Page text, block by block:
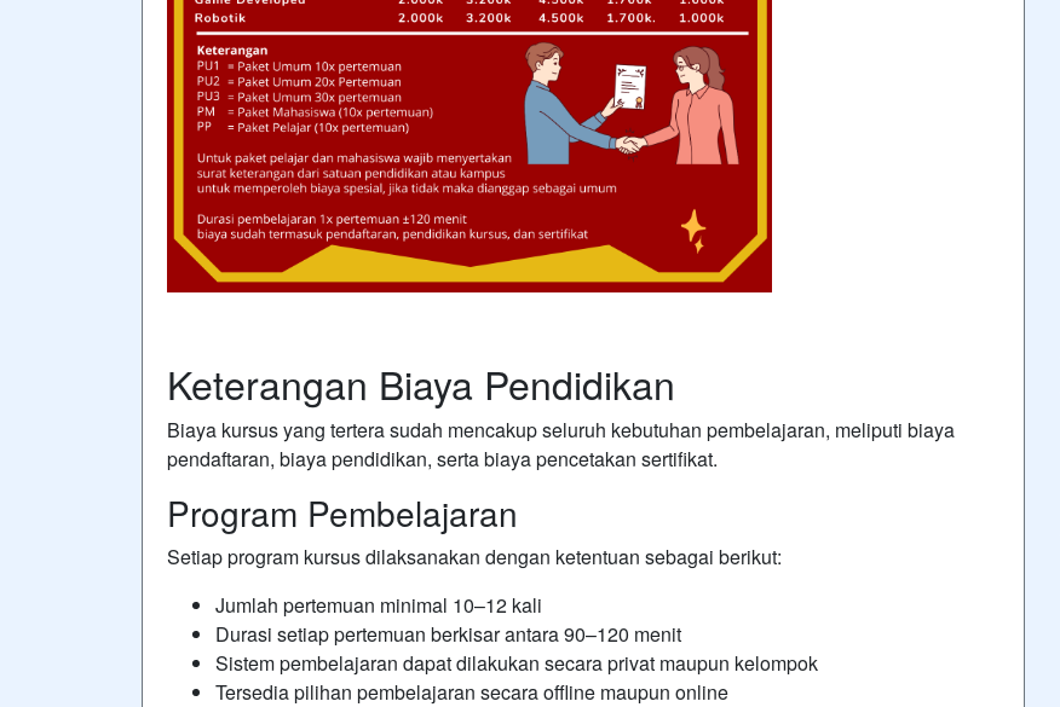
Keterangan Biaya Pendidikan
Biaya kursus yang tertera sudah mencakup seluruh kebutuhan pembelajaran, meliputi biaya
pendaftaran, biaya pendidikan, serta biaya pencetakan sertifikat.
Program Pembelajaran
Setiap program kursus dilaksanakan dengan ketentuan sebagai berikut:
Jumlah pertemuan minimal 10–12 kali
Durasi setiap pertemuan berkisar antara 90–120 menit
Sistem pembelajaran dapat dilakukan secara privat maupun kelompok
Tersedia pilihan pembelajaran secara offline maupun online